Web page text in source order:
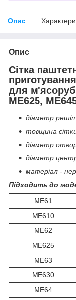
Опис
Опис
Сітка
для
ME625,
діаметр
товщина
діаметр
діаметр
матеріал -
Підходить до
ME61
ME610
ME62
ME625
ME63
ME630
ME64